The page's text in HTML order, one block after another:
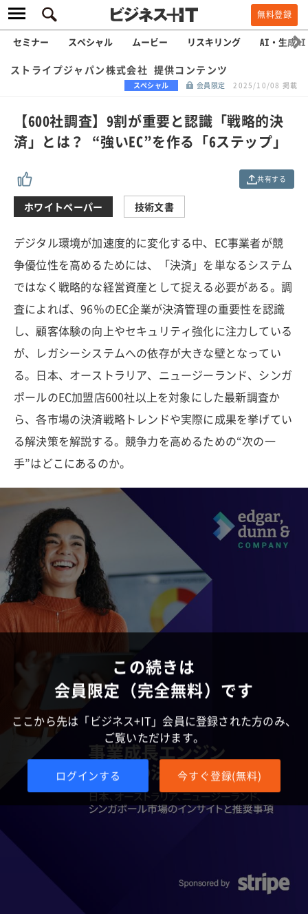
無料登録
セミナー スペシャル ムービー リスキリング AI・生成AI
ストライプジャパン株式会社 提供コンテンツ
スペシャル 会員限定 2025/10/08 掲載
【600社調査】9割が重要と認識「戦略的決
済」とは？ “強いEC”を作る「6ステップ」
共有する
ホワイトペーパー 技術文書
デジタル環境が加速度的に変化する中、EC事業者が競
争優位性を高めるためには、「決済」を単なるシステム
ではなく戦略的な経営資産として捉える必要がある。調
査によれば、96％のEC企業が決済管理の重要性を認識
し、顧客体験の向上やセキュリティ強化に注力している
が、レガシーシステムへの依存が大きな壁となってい
る。日本、オーストラリア、ニュージーランド、シンガ
ポールのEC加盟店600社以上を対象にした最新調査か
ら、各市場の決済戦略トレンドや実際に成果を挙げてい
る解決策を解説する。競争力を高めるための“次の一
手”はどこにあるのか。
この続きは
会員限定（完全無料）です
ここから先は「ビジネス+IT」会員に登録された方のみ、
ご覧いただけます。
ログインする 今すぐ登録(無料)